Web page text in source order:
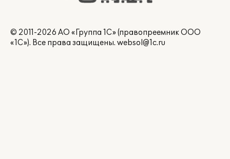
© 2011-2026 АО «Группа 1С» (правопреемник ООО
«1С»). Все права защищены. websol@1c.ru